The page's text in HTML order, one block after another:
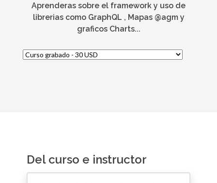
Aprenderas sobre el framework y uso de
librerias como GraphQL , Mapas @agm y
graficos Charts...
Del curso e instructor